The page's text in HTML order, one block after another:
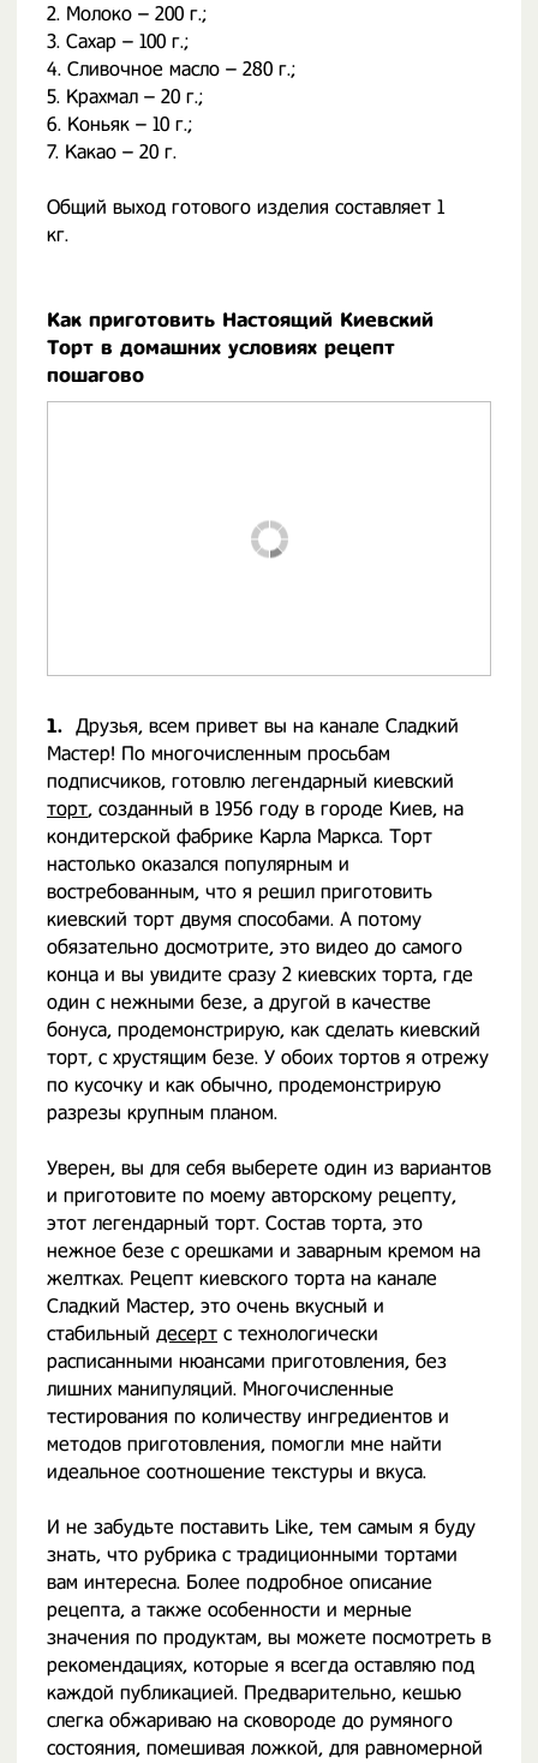
2. Молоко – 200 г.;
3. Сахар – 100 г.;
4. Сливочное масло – 280 г.;
5. Крахмал – 20 г.;
6. Коньяк – 10 г.;
7. Какао – 20 г.
Общий выход готового изделия составляет 1
кг.
Как приготовить Настоящий Киевский
Торт в домашних условиях рецепт
пошагово
1. Друзья, всем привет вы на канале Сладкий
Мастер! По многочисленным просьбам
подписчиков, готовлю легендарный киевский
торт, созданный в 1956 году в городе Киев, на
кондитерской фабрике Карла Маркса. Торт
настолько оказался популярным и
востребованным, что я решил приготовить
киевский торт двумя способами. А потому
обязательно досмотрите, это видео до самого
конца и вы увидите сразу 2 киевских торта, где
один с нежными безе, а другой в качестве
бонуса, продемонстрирую, как сделать киевский
торт, с хрустящим безе. У обоих тортов я отрежу
по кусочку и как обычно, продемонстрирую
разрезы крупным планом.
Уверен, вы для себя выберете один из вариантов
и приготовите по моему авторскому рецепту,
этот легендарный торт. Состав торта, это
нежное безе с орешками и заварным кремом на
желтках. Рецепт киевского торта на канале
Сладкий Мастер, это очень вкусный и
стабильный десерт с технологически
расписанными нюансами приготовления, без
лишних манипуляций. Многочисленные
тестирования по количеству ингредиентов и
методов приготовления, помогли мне найти
идеальное соотношение текстуры и вкуса.
И не забудьте поставить Like, тем самым я буду
знать, что рубрика с традиционными тортами
вам интересна. Более подробное описание
рецепта, а также особенности и мерные
значения по продуктам, вы можете посмотреть в
рекомендациях, которые я всегда оставляю под
каждой публикацией. Предварительно, кешью
слегка обжариваю на сковороде до румяного
состояния, помешивая ложкой, для равномерной